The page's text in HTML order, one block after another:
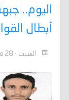
اليوم..
أبطال
السبت - 28 مارس 2026 - 02:15 م بتوقيت عدن